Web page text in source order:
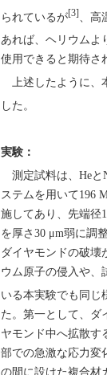
られているが[3] 、
あれば、ヘリウムよ
使用できると期待さ
上述したように、
した。
実験：
測定試料は、Heと
ステムを用いて196
施してあり、先端径
を厚さ30 μm弱に調
ダイヤモンドの破壊
ウム原子の侵入や、
いる本実験でも同じ
た。第一として、ダ
ヤモンド中へ拡散す
部での急激な応力変
の間に設けた複合材